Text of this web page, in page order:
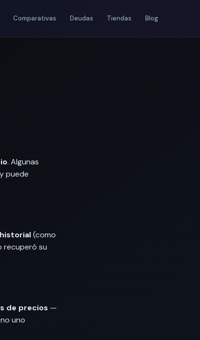
Comparativas Deudas Tiendas Blog
. Algunas
puede
(como
recuperó su
de precios —
uno